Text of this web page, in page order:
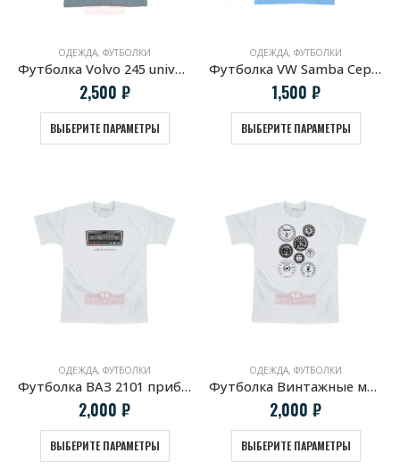
ОДЕЖДА, ФУТБОЛКИ
Футболка Volvo 245 universal
2,500 ₽
ВЫБЕРИТЕ ПАРАМЕТРЫ
ОДЕЖДА, ФУТБОЛКИ
Футболка VW Samba Серфинг
1,500 ₽
ВЫБЕРИТЕ ПАРАМЕТРЫ
ОДЕЖДА, ФУТБОЛКИ
Футболка ВАЗ 2101 приборная панель
2,000 ₽
ВЫБЕРИТЕ ПАРАМЕТРЫ
ОДЕЖДА, ФУТБОЛКИ
Футболка Винтажные мото приборы
2,000 ₽
ВЫБЕРИТЕ ПАРАМЕТРЫ